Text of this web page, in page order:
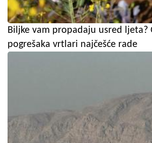
Biljke vam propadaju usred ljeta?
pogrešaka vrtlari najčešće rade